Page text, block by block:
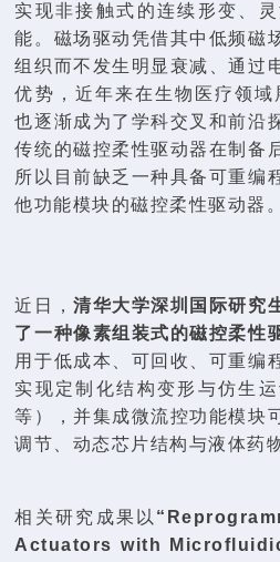
实现非接触式的连续形变、
能。磁场驱动凭借其中低频磁
组织而不发生明显衰减、通过
优势，近年来在生物医疗领
也逐渐成为了学科交叉和前沿
传统的磁控柔性驱动器在制备
所以目前缺乏一种具备可重编
他功能模块的磁控柔性驱动器。
近日，清华大学深圳国际研究
了一种像素组装式的磁控柔性
用于低成本、可回收、可重编
实现定制化结构变形与仿生
等），并集成微流控功能模块
调节、动态芯片结构与液体药
相关研究成果以 “
Actuators with